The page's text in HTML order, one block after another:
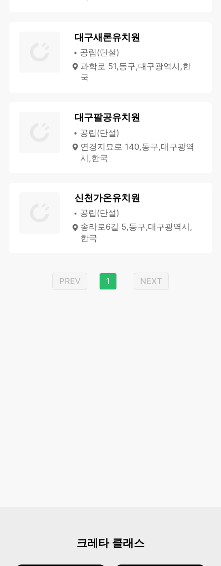
대구새론유치원
공립(단설)
과학로 51,동구,대구광역시,한
국
대구팔공유치원
공립(단설)
연경지묘로 140,동구,대구광역
시,한국
신천가온유치원
공립(단설)
송라로6길 5,동구,대구광역시,
한국
PREV 1 NEXT
크레타 클래스